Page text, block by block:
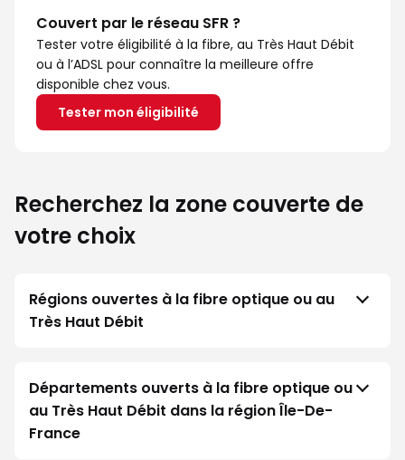
Couvert par le réseau SFR ?
Tester votre éligibilité à la fibre, au Très Haut Débit
ou à l’ADSL pour connaître la meilleure offre
disponible chez vous.
Tester mon éligibilité
Recherchez la zone couverte de
votre choix
Régions ouvertes à la fibre optique ou au
Très Haut Débit
Départements ouverts à la fibre optique ou
au Très Haut Débit dans la région Île-De-
France